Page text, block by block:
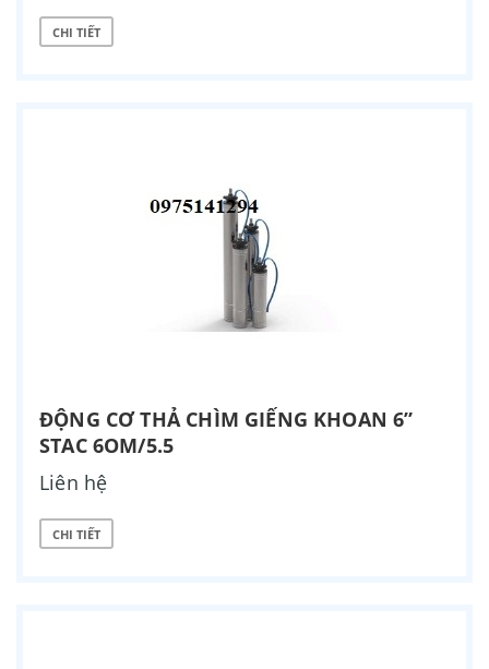
CHI TIẾT
ĐỘNG CƠ THẢ CHÌM GIẾNG KHOAN 6”
STAC 6OM/5.5
Liên hệ
CHI TIẾT